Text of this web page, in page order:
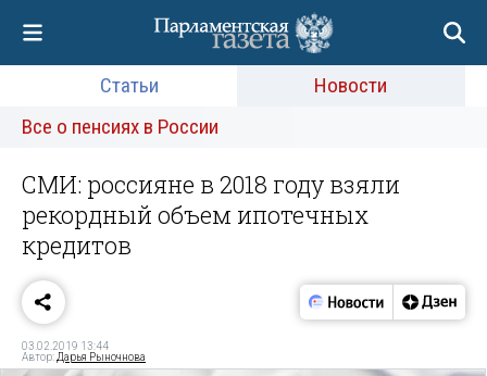
Статьи
Новости
Все о пенсиях в России
СМИ: россияне в 2018 году взяли
рекордный объем ипотечных
кредитов
03.02.2019 13:44
Автор: Дарья Рыночнова